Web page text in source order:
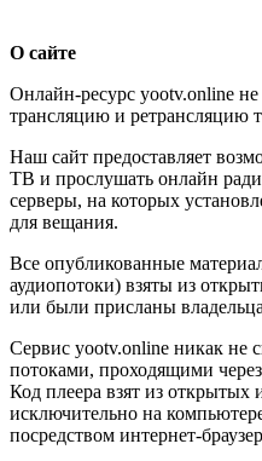
О сайте
Онлайн-ресурс yootv.online
трансляцию и ретрансляцию
Наш сайт предоставляет
ТВ и прослушать онлайн
серверы, на которых
для вещания.
Все опубликованные
аудиопотоки) взяты из
или были присланы
Сервис yootv.online никак не
потоками, проходящими
Код плеера взят из открытых
исключительно на
посредством интернет-